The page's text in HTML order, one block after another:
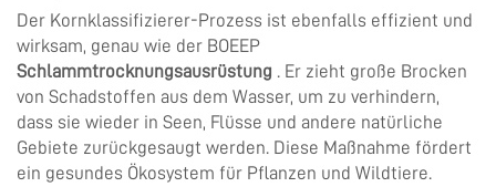
Der Kornklassifizierer-Prozess ist ebenfalls effizient und
wirksam, genau wie der BOEEP
Schlammtrocknungsausrüstung . Er zieht große Brocken
von Schadstoffen aus dem Wasser, um zu verhindern,
dass sie wieder in Seen, Flüsse und andere natürliche
Gebiete zurückgesaugt werden. Diese Maßnahme fördert
ein gesundes Ökosystem für Pflanzen und Wildtiere.